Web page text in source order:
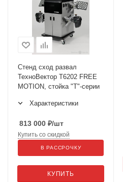
Стенд сход развал
ТехноВектор Т6202 FREE
MOTION, стойка "Т"-серии
Характеристики
813 000 ₽/шт
КУПИТЬ
Купить со скидкой
В РАССРОЧКУ